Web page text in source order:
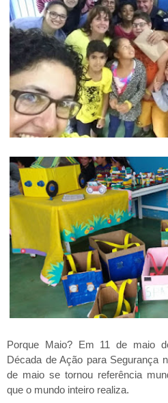
Porque Maio? Em 11 de maio
Década de Ação para Segurança
de maio se tornou referência
que o mundo inteiro realiza.